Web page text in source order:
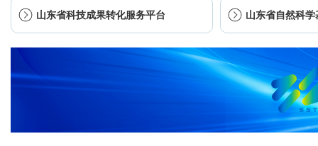
山东省科技成果转化服务平台 山东省自然科